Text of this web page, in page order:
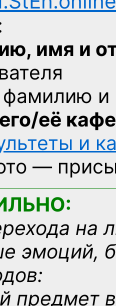
имя и
фамилию
её
и
—
на
эмоций,
предмет